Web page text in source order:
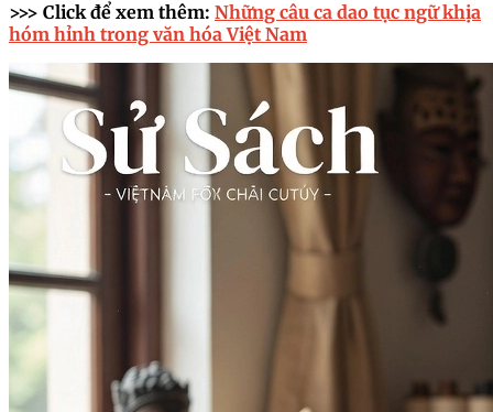
>>> Click để xem thêm: Những câu ca dao tục ngữ khịa
hóm hỉnh trong văn hóa Việt Nam